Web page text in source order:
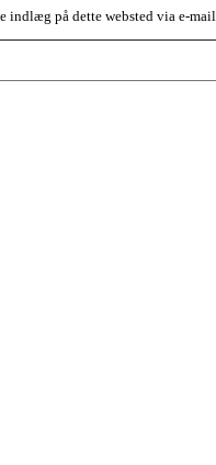
indlæg på dette websted via e-mail.